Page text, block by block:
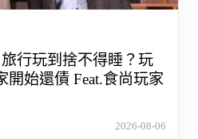
旅行玩到捨不得睡？玩
開始還債 Feat.食尚玩家
2026-08-06